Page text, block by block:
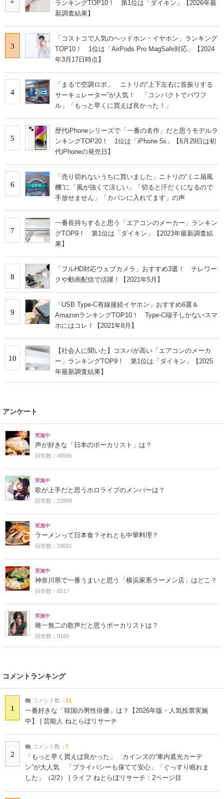
ランキングTOP10！ 第1位は「ダイキン」【2026年最
新調査結果】
3
「コストコで人気のヘッドホン・イヤホン」ランキング
TOP10！ 1位は「AirPods Pro MagSafe対応」【2024
年3月17日時点】
4
「まるで空調ロボ」 ニトリの“上下左右に首振りする
サーキュレーター”が人気！ 「コンパクトでパワフ
ル」「もっと早くに買えば良かった！」
5
歴代iPhoneシリーズで「一番の名作」だと思うモデルラ
ンキングTOP20！ 1位は「iPhone 5s」【6月29日は初
代iPhoneの発売日】
6
「売り切れないうちに買いました」ニトリの“ミニ扇風
機”に「風が強くて涼しい」「切ると汗だくになるので
手放せません」「カバンに入れてます」の声
7
一番長持ちすると思う「エアコンのメーカー」ランキン
グTOP9！ 第1位は「ダイキン」【2023年最新調査結
果】
8
「フルHD対応ウェブカメラ」おすすめ3選！ テレワー
クや動画配信で活躍！【2021年5月】
9
「USB Type-C有線接続イヤホン」おすすめ6選＆
AmazonランキングTOP10！ Type-C端子しかないスマ
ホにはコレ！【2021年8月】
10
【社会人に聞いた】コスパが高い「エアコンのメーカ
ー」ランキングTOP9！ 第1位は「ダイキン」【2025
年最新調査結果】
アンケート
実施中
声が好きな「日本のボーカリスト」は？
回答数：49585
実施中
歌が上手だと思うホロライブのメンバーは？
回答数：23908
実施中
ラーメンって日本食？それとも中華料理？
回答数：19681
実施中
神奈川県で一番うまいと思う「横浜家系ラーメン店」はどこ？
回答数：8517
実施中
唯一無二の歌声だと思うボーカリストは？
回答数：8169
コメントランキング
1
コメント数： 21
一番好きな「韓国の男性俳優」は？【2026年版・人気投票実施
中】 | 芸能人 ねとらぼリサーチ
2
コメント数： 7
「もっと早く買えば良かった」 カインズの“車内遮光カーテ
ン”が大人気 「プライバシーも保てて安心」「ぐっすり眠れま
した」（2/2） | ライフ ねとらぼリサーチ：2ページ目